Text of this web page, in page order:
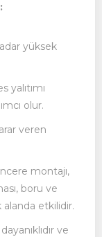
yüksek
yalıtımı
olur.
veren
montajı,
boru ve
alanda etkilidir.
ve